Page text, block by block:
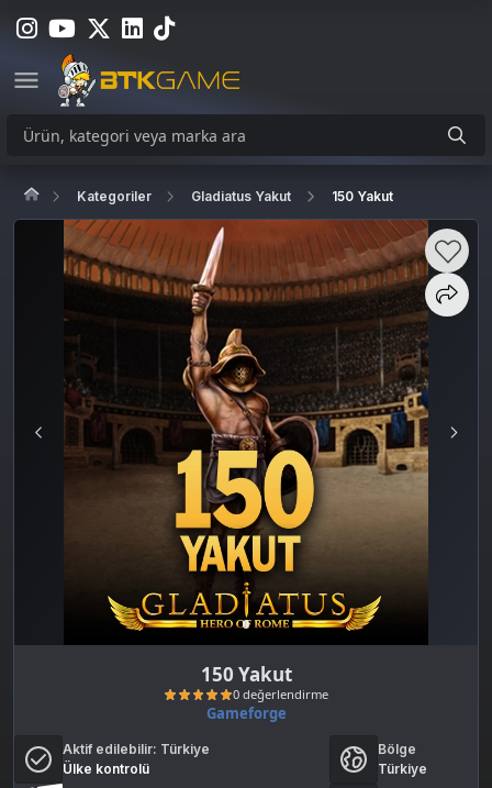
Kategoriler Gladiatus Yakut 150 Yakut
150 Yakut
Gameforge
Aktif edilebilir: Türkiye
Ülke kontrolü
Bölge
Türkiye